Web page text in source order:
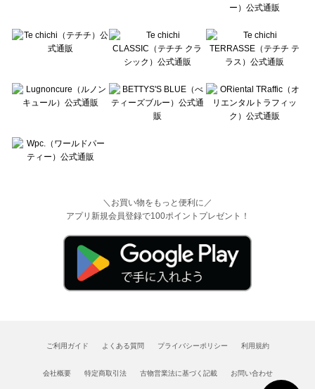
＼お買い物をもっと便利に／
アプリ新規会員登録で100ポイントプレゼント！
ご利用ガイド よくある質問 プライバシーポリシー 利用規約
会社概要 特定商取引法 古物営業法に基づく記載 お問い合わせ